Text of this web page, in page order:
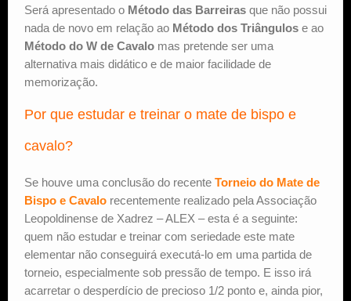
Será apresentado o Método das Barreiras que não possui
nada de novo em relação ao Método dos Triângulos e ao
Método do W de Cavalo mas pretende ser uma
alternativa mais didático e de maior facilidade de
memorização.
Por que estudar e treinar o mate de bispo e
cavalo?
Se houve uma conclusão do recente Torneio do Mate de
Bispo e Cavalo recentemente realizado pela Associação
Leopoldinense de Xadrez – ALEX – esta é a seguinte:
quem não estudar e treinar com seriedade este mate
elementar não conseguirá executá-lo em uma partida de
torneio, especialmente sob pressão de tempo. E isso irá
acarretar o desperdício de precioso 1/2 ponto e, ainda pior,